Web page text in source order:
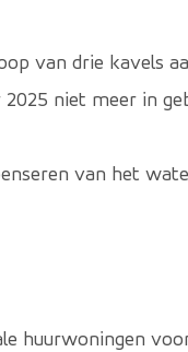
van drie kavels
niet meer in
van het
huurwoningen